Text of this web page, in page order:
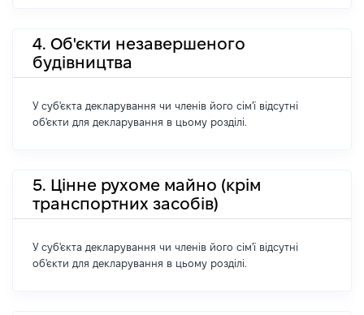
4. Об'єкти незавершеного
будівництва
У суб'єкта декларування чи членів його сім'ї відсутні
об'єкти для декларування в цьому розділі.
5. Цінне рухоме майно (крім
транспортних засобів)
У суб'єкта декларування чи членів його сім'ї відсутні
об'єкти для декларування в цьому розділі.